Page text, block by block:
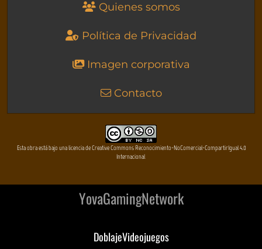
Quienes somos
Política de Privacidad
Imagen corporativa
Contacto
Esta obra está bajo una licencia de Creative Commons Reconocimiento-NoComercial-CompartirIgual 4.0
Internacional
YovaGamingNetwork
DoblajeVideojuegos